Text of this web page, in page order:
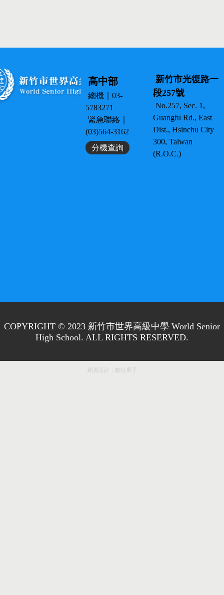
高中部
總機｜03-
5783271
緊急聯絡｜
(03)564-3162
分機查詢
新竹市光復路一
段257號
No.257, Sec. 1,
Guangfu Rd., East
Dist., Hsinchu City
300, Taiwan
(R.O.C.)
COPYRIGHT © 2023 新竹市世界高級中學 World Senior
High School. ALL RIGHTS RESERVED.
網頁設計： 數位果子